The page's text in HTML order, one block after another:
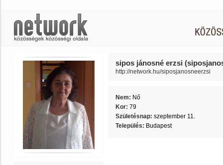
sipos jánosné erzsi
http://network.hu/siposjanosneerzsi
Nem: Nő
Kor: 79
Születésnap: szeptember 11.
Település: Budapest